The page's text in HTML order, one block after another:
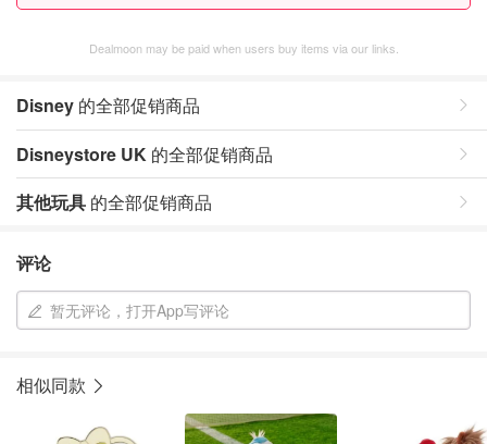
Dealmoon may be paid when users buy items via our links.
Disney 的全部促销商品
Disneystore UK 的全部促销商品
其他玩具 的全部促销商品
评论
暂无评论，打开App写评论
相似同款